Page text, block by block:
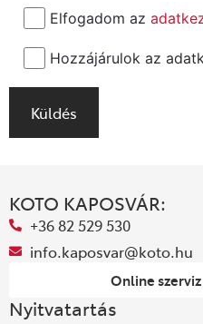
Elfogadom az
Hozzájárulok az
KOTO KAPOSVÁR:
+36 82 529 530
info.kaposvar@koto.hu
Online
Nyitvatartás